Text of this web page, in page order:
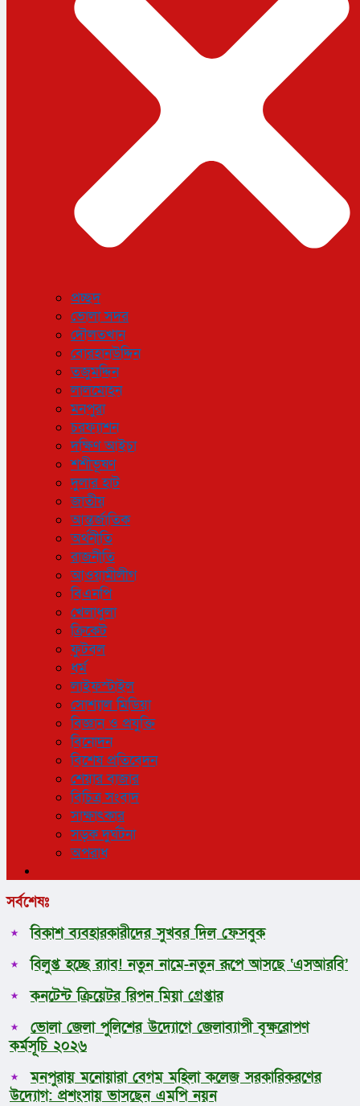
লাইফস্টাইল
সোশ্যাল মিডিয়া
বিজ্ঞান ও প্রযুক্তি
বিশেষ প্রতিবেদন
শেয়ার বাজার
বিচিত্র সংবাদ
সাক্ষাৎকার
সড়ক দুর্ঘটনা
অপরাধ
প্রচ্ছদ
ভোলা সদর
দৌলতখান
বোরহানউদ্দিন
তজুমদ্দিন
লালমোহন
মনপুরা
চরফ্যাশন
দক্ষিণ আইচা
শশীভূষণ
দুলার হাট
জাতীয়
আন্তর্জাতিক
অর্থনীতি
রাজনীতি
আওয়ামীলীগ
বিএনপি
খেলাধুলা
ক্রিকেট
ফুটবল
ধর্ম
লাইফস্টাইল
সোশ্যাল মিডিয়া
বিজ্ঞান ও প্রযুক্তি
বিনোদন
বিশেষ প্রতিবেদন
শেয়ার বাজার
বিচিত্র সংবাদ
সাক্ষাৎকার
সড়ক দুর্ঘটনা
অপরাধ
সর্বশেষঃ
বিকাশ ব্যবহারকারীদের সুখবর দিল ফেসবুক
বিলুপ্ত হচ্ছে র‍্যাব! নতুন নামে-নতুন রূপে আসছে ‘এসআরবি’
কনটেন্ট ক্রিয়েটর রিপন মিয়া গ্রেপ্তার
ভোলা জেলা পুলিশের উদ্যোগে জেলাব্যাপী বৃক্ষরোপণ
কর্মসূচি ২০২৬
মনপুরায় মনোয়ারা বেগম মহিলা কলেজ সরকারিকরণের
উদ্যোগ: প্রশংসায় ভাসছেন এমপি নয়ন